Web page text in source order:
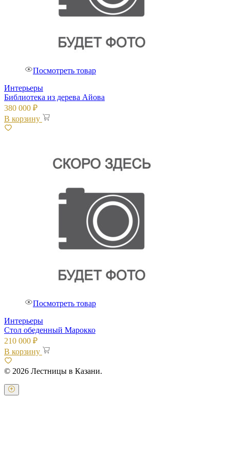
Посмотреть товар
Интерьеры
Библиотека из дерева Айова
380 000 ₽
В корзину
Посмотреть товар
Интерьеры
Стол обеденный Марокко
210 000 ₽
В корзину
© 2026 Лестницы в Казани.